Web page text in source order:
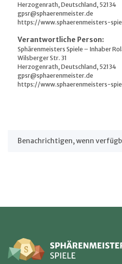
Herzogenrath, Deutschland, 52134
gpsr@sphaerenmeister.de
https://www.sphaerenmeisters-
Verantwortliche Person:
Sphärenmeisters Spiele – Inhaber
Wilsberger Str. 31
Herzogenrath, Deutschland, 52134
gpsr@sphaerenmeister.de
https://www.sphaerenmeisters-
Benachrichtigen, wenn